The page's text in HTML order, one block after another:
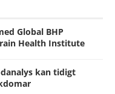
Global BHP
Health Institute
kan tidigt